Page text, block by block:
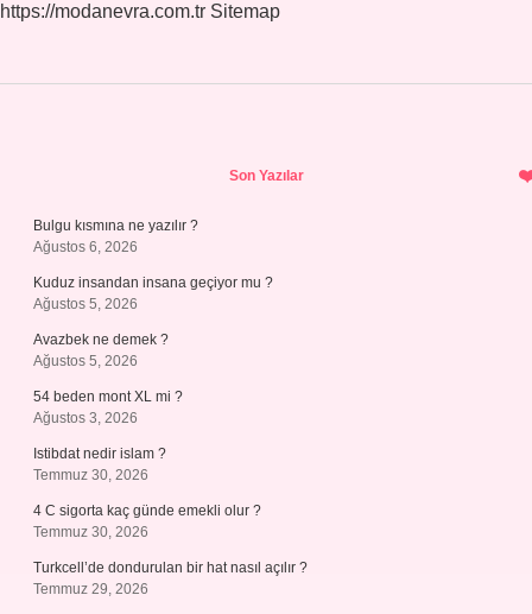
https://modanevra.com.tr Sitemap
Son Yazılar
Bulgu kısmına ne yazılır ?
Ağustos 6, 2026
Kuduz insandan insana geçiyor mu ?
Ağustos 5, 2026
Avazbek ne demek ?
Ağustos 5, 2026
54 beden mont XL mi ?
Ağustos 3, 2026
Istibdat nedir islam ?
Temmuz 30, 2026
4 C sigorta kaç günde emekli olur ?
Temmuz 30, 2026
Turkcell’de dondurulan bir hat nasıl açılır ?
Temmuz 29, 2026